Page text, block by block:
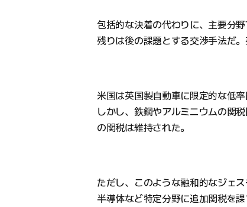
包括的な決着の代わりに、主要分野
残りは後の課題とする交渉手法だ
米国は英国製自動車に限定的な低
しかし、鉄鋼やアルミニウムの関
の関税は維持された。
ただし、このような融和的なジェ
半導体など特定分野に追加関税を